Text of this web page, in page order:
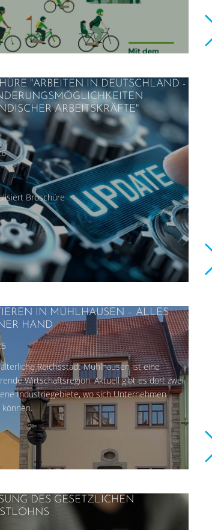
"ARBEITEN IN DEUTSCHLAND -
ARBEITSKRÄFTE"
Broschüre
IN MÜHLHAUSEN – ALLES
HAND
Reichsstadt Mühlhausen ist eine
Wirtschaftsregion. Aktuell gibt es dort zwei
Industriegebiete, wo sich Unternehmen
können.
DES GESETZLICHEN